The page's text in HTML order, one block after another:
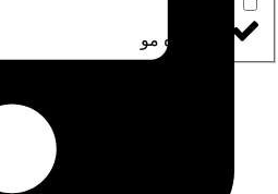
نرم‌کننده مو